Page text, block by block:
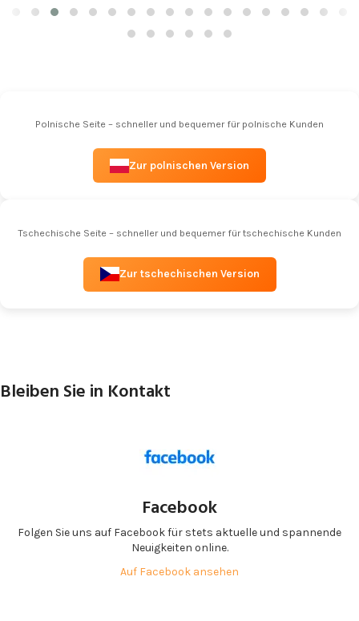
Polnische Seite – schneller und bequemer für polnische Kunden
Zur polnischen Version
Tschechische Seite – schneller und bequemer für tschechische Kunden
Zur tschechischen Version
Bleiben Sie in Kontakt
Facebook
Folgen Sie uns auf Facebook für stets aktuelle und spannende
Neuigkeiten online.
Auf Facebook ansehen